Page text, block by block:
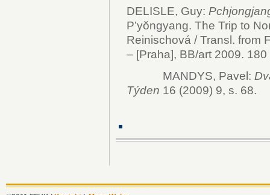
DELISLE, Guy:
P’yŏngyang. The Trip to
Reinischová / Transl. from
– [Praha], BB/art 2009. 180
MANDYS, Pavel:
Týden 16 (2009) 9, s. 68.